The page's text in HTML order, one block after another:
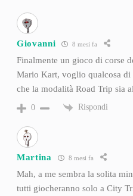
Giovanni 8 mesi fa
Finalmente un gioco di corse
Mario Kart, voglio qualcosa
che la modalità Road Trip sia
0 Rispondi
Martina 8 mesi fa
Mah, a me sembra la solita
tutti giocheranno solo a City